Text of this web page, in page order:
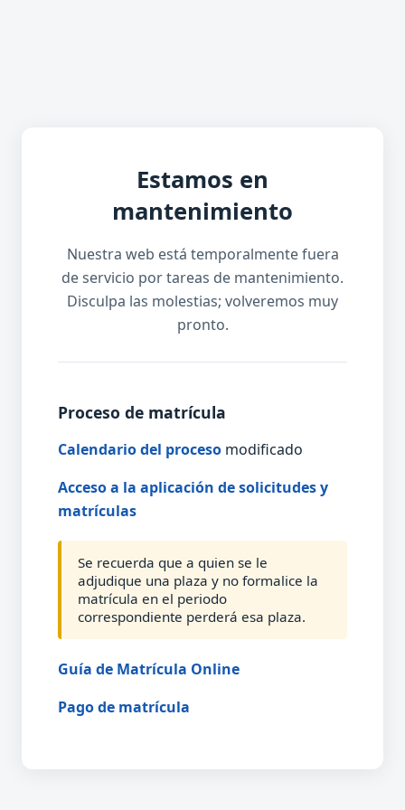
Estamos en
mantenimiento
Nuestra web está temporalmente fuera
de servicio por tareas de mantenimiento.
Disculpa las molestias; volveremos muy
pronto.
Proceso de matrícula
Calendario del proceso modificado
Acceso a la aplicación de solicitudes y
matrículas
Se recuerda que a quien se le
adjudique una plaza y no formalice la
matrícula en el periodo
correspondiente perderá esa plaza.
Guía de Matrícula Online
Pago de matrícula